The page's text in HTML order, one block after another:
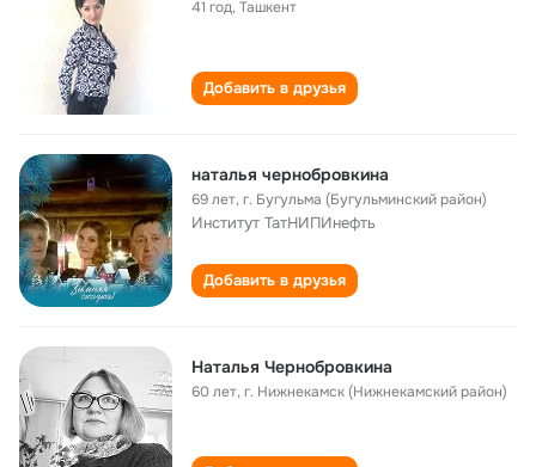
41 год,Ташкент
Добавить в друзья
наталья чернобровкина
69 лет,г. Бугульма (Бугульминский район)
Институт ТатНИПИнефть
Добавить в друзья
Наталья Чернобровкина
60 лет,г. Нижнекамск (Нижнекамский район)